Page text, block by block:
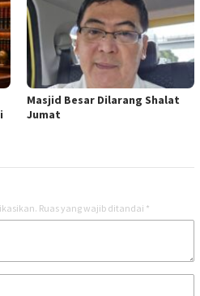
Masjid Besar Dilarang Shalat
Jumat
Ruas yang wajib ditandai *